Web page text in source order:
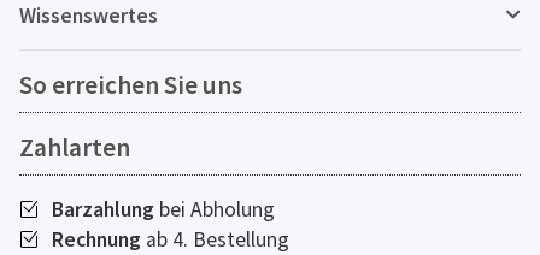
Wissenswertes
So erreichen Sie uns
Zahlarten
Barzahlung bei Abholung
Rechnung ab 4. Bestellung